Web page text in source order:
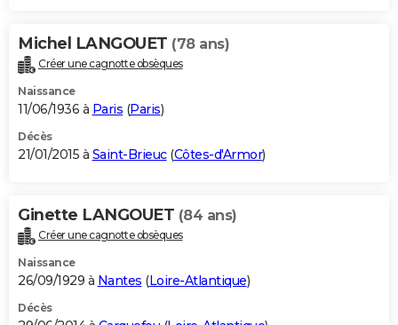
Michel LANGOUET (78 ans)
Créer une cagnotte obsèques
Naissance
11/06/1936 à Paris (Paris)
Décès
21/01/2015 à Saint-Brieuc(Côtes-d'Armor)
Ginette LANGOUET (84 ans)
Créer une cagnotte obsèques
Naissance
26/09/1929 à Nantes (Loire-Atlantique)
Décès